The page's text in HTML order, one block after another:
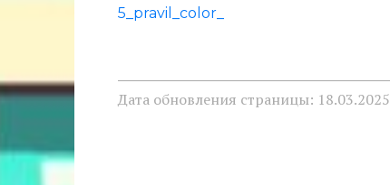
5_pravil_color_
Дата обновления страницы: 18.03.2025